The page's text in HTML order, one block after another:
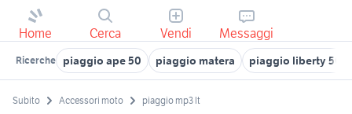
Home Cerca Vendi Messaggi
Ricerche piaggio ape 50 piaggio matera piaggio liberty 50
Subito Accessori moto piaggio mp3 lt